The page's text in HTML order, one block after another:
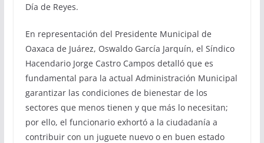
Día de Reyes.
En representación del Presidente Municipal de
Oaxaca de Juárez, Oswaldo García Jarquín, el Síndico
Hacendario Jorge Castro Campos detalló que es
fundamental para la actual Administración Municipal
garantizar las condiciones de bienestar de los
sectores que menos tienen y que más lo necesitan;
por ello, el funcionario exhortó a la ciudadanía a
contribuir con un juguete nuevo o en buen estado